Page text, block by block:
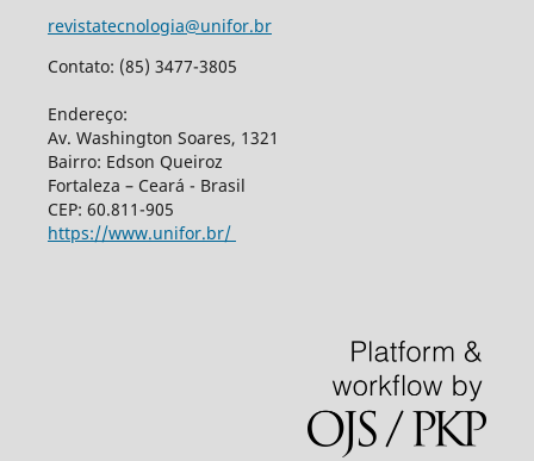
revistatecnologia@unifor.br
Contato: (85) 3477-3805
Endereço:
Av. Washington Soares, 1321
Bairro: Edson Queiroz
Fortaleza – Ceará - Brasil
CEP: 60.811-905
https://www.unifor.br/